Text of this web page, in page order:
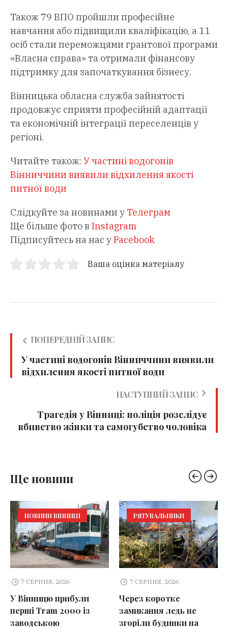
Також 79 ВПО пройшли професійне
навчання або підвищили кваліфікацію, а 11
осіб стали переможцями грантової програми
«Власна справа» та отримали фінансову
підтримку для започаткування бізнесу.
Вінницька обласна служба зайнятості
продовжує сприяти професійній адаптації
та економічній інтеграції переселенців у
регіоні.
Читайте також: У частині водогонів
Вінниччини виявили відхилення якості
питної води
Слідкуйте за новинами у Телеграм
Ще більше фото в Instagram
Підписуйтесь на нас уFacebook
Ваша оцінка матеріалу
ПОПЕРЕДНІЙ ЗАПИС
У частині водогонів Вінниччини виявили
відхилення якості питної води
НАСТУПНИЙ ЗАПИС
Трагедія у Вінниці: поліція розслідує
вбивство жінки та самогубство чоловіка
Ще новини
НОВИНИ ВІННИЦІ
7 СЕРПНЯ, 2026
У Вінницю прибули
перші Tram 2000 із
заводською
РЯТУВАЛЬНИКИ
7 СЕРПНЯ, 2026
Через коротке
замикання ледь не
згоріли будинки на